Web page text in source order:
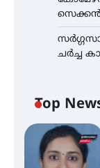
ചർച്ച
Top